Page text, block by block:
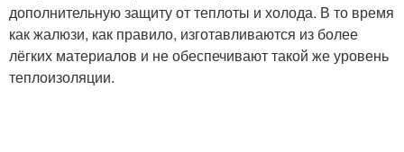
дополнительную защиту от теплоты и холода. В то время
как жалюзи, как правило, изготавливаются из более
лёгких материалов и не обеспечивают такой же уровень
теплоизоляции.